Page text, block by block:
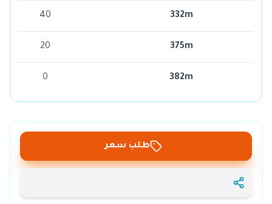
332m
40
375m
20
382m
0
طلب سعر